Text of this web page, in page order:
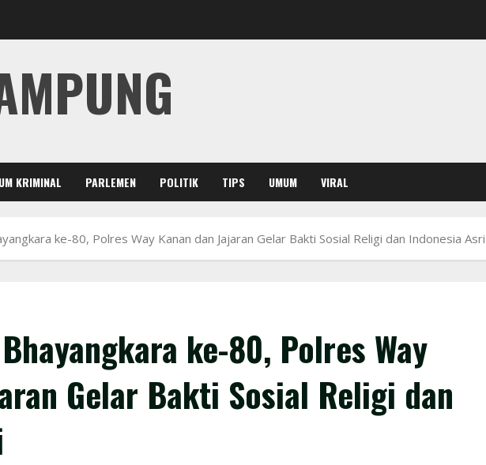
KRIMINAL PARLEMEN POLITIK TIPS UMUM VIRAL
ke-80, Polres Way Kanan dan Jajaran Gelar Bakti Sosial Religi dan Indonesia Asri
ke-80, Polres Way
Gelar Bakti Sosial Religi dan